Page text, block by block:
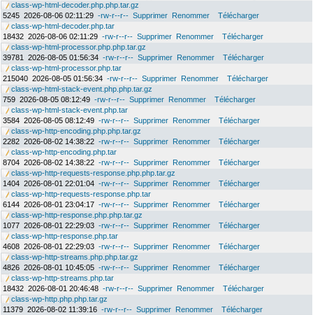
class-wp-html-decoder.php.php.tar.gz
5245 2026-08-06 02:11:29 -rw-r--r-- Supprimer Renommer
Télécharger
class-wp-html-decoder.php.tar
18432 2026-08-06 02:11:29 -rw-r--r-- Supprimer Renommer
Télécharger
class-wp-html-processor.php.php.tar.gz
39781
2026-08-05 01:56:34 -rw-r--r-- Supprimer Renommer
Télécharger
class-wp-html-processor.php.tar
215040 2026-08-05 01:56:34 -rw-r--r-- Supprimer Renommer
Télécharger
class-wp-html-stack-event.php.php.tar.gz
759 2026-08-05 08:12:49 -rw-r--r-- Supprimer Renommer
Télécharger
class-wp-html-stack-event.php.tar
3584 2026-08-05 08:12:49 -rw-r--r-- Supprimer Renommer
Télécharger
class-wp-http-encoding.php.php.tar.gz
2282 2026-08-02 14:38:22 -rw-r--r-- Supprimer Renommer
Télécharger
class-wp-http-encoding.php.tar
8704 2026-08-02 14:38:22 -rw-r--r-- Supprimer Renommer
Télécharger
class-wp-http-requests-response.php.php.tar.gz
1404 2026-08-01 22:01:04 -rw-r--r-- Supprimer Renommer
Télécharger
class-wp-http-requests-response.php.tar
6144 2026-08-01 23:04:17 -rw-r--r-- Supprimer Renommer
Télécharger
class-wp-http-response.php.php.tar.gz
1077 2026-08-01 22:29:03 -rw-r--r-- Supprimer Renommer
Télécharger
class-wp-http-response.php.tar
4608 2026-08-01 22:29:03 -rw-r--r-- Supprimer Renommer
Télécharger
class-wp-http-streams.php.php.tar.gz
4826 2026-08-01 10:45:05 -rw-r--r-- Supprimer Renommer
Télécharger
class-wp-http-streams.php.tar
18432 2026-08-01 20:46:48 -rw-r--r-- Supprimer Renommer
Télécharger
class-wp-http.php.php.tar.gz
11379 2026-08-02 11:39:16 -rw-r--r-- Supprimer Renommer
Télécharger